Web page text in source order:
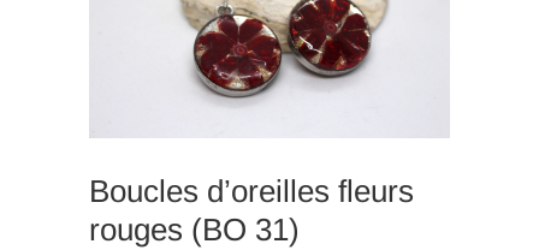
Boucles d’oreilles fleurs
rouges (BO 31)